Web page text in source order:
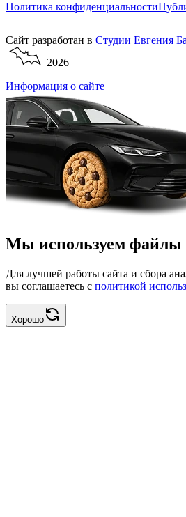
Политика конфиденциальности
Сайт разработан в Студии Евгения
2026
Информация о сайте
Мы используем файлы
Для лучшей работы сайта и сбора
вы соглашаетесь с политикой
Хорошо